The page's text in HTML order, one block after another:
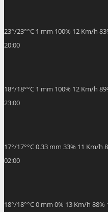
23°/23°°C 1 mm 100% 12 Km/h
20:00
18°/18°°C 1 mm 100% 12 Km/h
23:00
17°/17°°C0.33 mm 33% 11 Km/h
02:00
18°/18°°C0 mm 0% 13 Km/h 88%